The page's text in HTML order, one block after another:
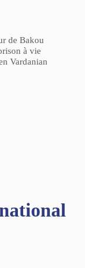
de Bakou
à vie
Vardanian